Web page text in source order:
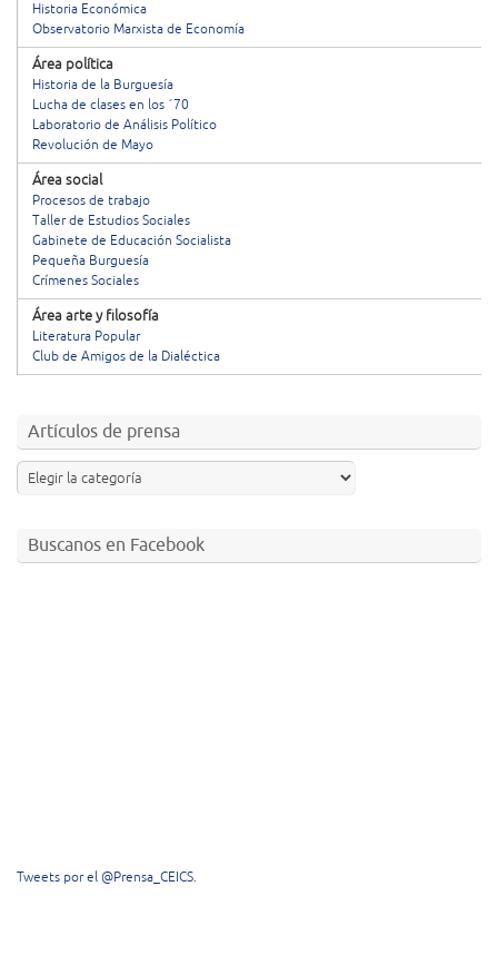
Historia Económica
Observatorio Marxista de Economía
Área política
Historia de la Burguesía
Lucha de clases en los ´70
Laboratorio de Análisis Político
Revolución de Mayo
Área social
Procesos de trabajo
Taller de Estudios Sociales
Gabinete de Educación Socialista
Pequeña Burguesía
Crímenes Sociales
Área arte y filosofía
Literatura Popular
Club de Amigos de la Dialéctica
Artículos de prensa
Buscanos en Facebook
Tweets por el @Prensa_CEICS.